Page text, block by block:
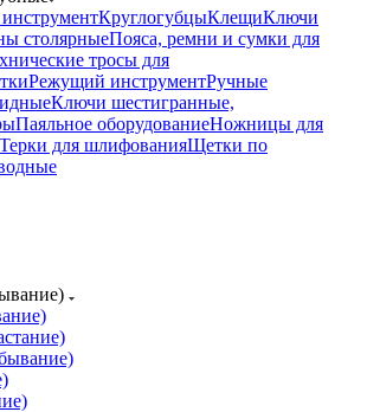
КруглогубцыКлещиКлючи
столярныеПояса, ремни и сумки для
тросы для
Режущий инструментРучные
Ключи шестигранные,
Паяльное оборудованиеНожницы для
Терки для шлифованияЩетки по